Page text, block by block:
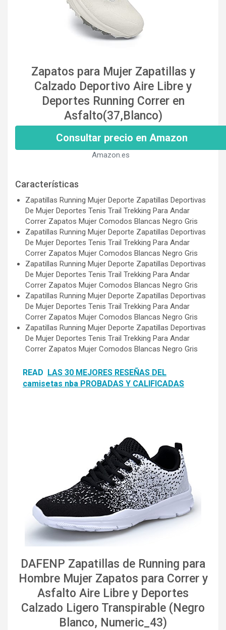
Zapatos para Mujer Zapatillas y
Calzado Deportivo Aire Libre y
Deportes Running Correr en
Asfalto(37,Blanco)
Consultar precio en Amazon
Amazon.es
Características
Zapatillas Running Mujer Deporte Zapatillas Deportivas
De Mujer Deportes Tenis Trail Trekking Para Andar
Correr Zapatos Mujer Comodos Blancas Negro Gris
Zapatillas Running Mujer Deporte Zapatillas Deportivas
De Mujer Deportes Tenis Trail Trekking Para Andar
Correr Zapatos Mujer Comodos Blancas Negro Gris
Zapatillas Running Mujer Deporte Zapatillas Deportivas
De Mujer Deportes Tenis Trail Trekking Para Andar
Correr Zapatos Mujer Comodos Blancas Negro Gris
Zapatillas Running Mujer Deporte Zapatillas Deportivas
De Mujer Deportes Tenis Trail Trekking Para Andar
Correr Zapatos Mujer Comodos Blancas Negro Gris
Zapatillas Running Mujer Deporte Zapatillas Deportivas
De Mujer Deportes Tenis Trail Trekking Para Andar
Correr Zapatos Mujer Comodos Blancas Negro Gris
READ LAS 30 MEJORES RESEÑAS DEL
camisetas nba PROBADAS Y CALIFICADAS
DAFENP Zapatillas de Running para
Hombre Mujer Zapatos para Correr y
Asfalto Aire Libre y Deportes
Calzado Ligero Transpirable (Negro
Blanco, Numeric_43)